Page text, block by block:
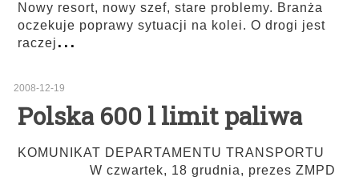
Nowy resort, nowy szef, stare problemy. Branża
oczekuje poprawy sytuacji na kolei. O drogi jest
raczej...
2008-12-19
Polska 600 l limit paliwa
KOMUNIKAT DEPARTAMENTU TRANSPORTU
W czwartek, 18 grudnia, prezes ZMPD